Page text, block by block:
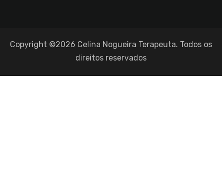
Copyright ©2026 Celina Nogueira Terapeuta. Todos os
direitos reservados